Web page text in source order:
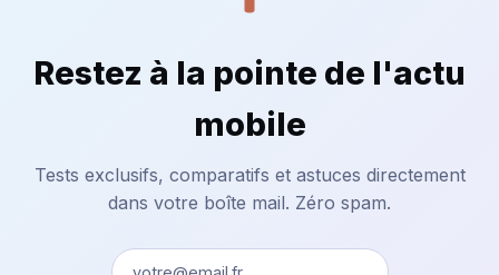
Restez à la pointe de l'actu
mobile
Tests exclusifs, comparatifs et astuces directement
dans votre boîte mail. Zéro spam.